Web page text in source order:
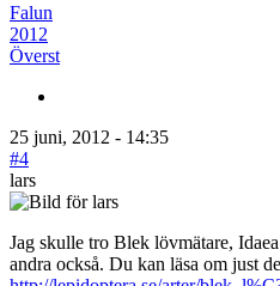
Falun
2012
Överst
25 juni, 2012 - 14:35
#4
lars
Jag skulle tro Blek lövmätare,
andra också. Du kan läsa om just